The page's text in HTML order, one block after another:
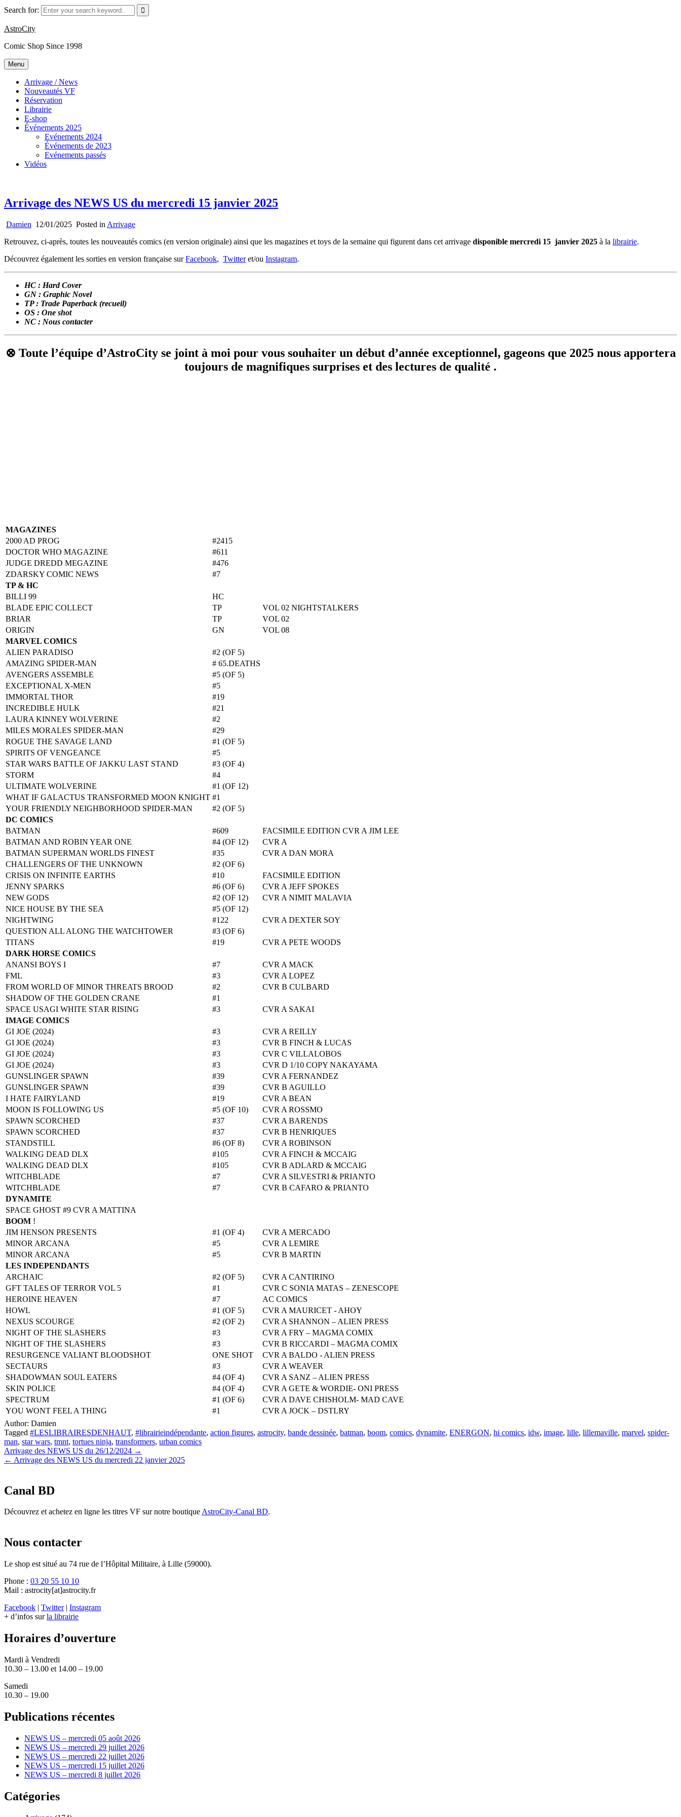
Skip
content
Search for:
AstroCity
Comic Shop Since 1998
Menu
Arrivage / News
Nouveautés VF
Réservation
Librairie
E-shop
Événements 2025
Evénements 2024
Événements de 2023
Evénements passés
Vidéos
Arrivage des NEWS US du mercredi 15 janvier 2025
Damien 12/01/2025 Posted in Arrivage
Retrouvez, ci-après, toutes les nouveautés comics (en version originale) ainsi que les magazines et toys de la semaine qui figurent dans cet arrivage disponible mercredi 15 janvier 2025 à la librairie.
Découvrez également les sorties en version française surFacebook, Twitteret/ou Instagram.
HC : Hard Cover
GN : Graphic Novel
TP : Trade Paperback (recueil)
OS : One shot
NC : Nous contacter
⊗ Toute l’équipe d’AstroCity se joint à moi pour vous souhaiter un début d’année exceptionnel, gageons que 2025 nous apportera
toujours de magnifiques surprises et des lectures de qualité .
MAGAZINES
2000 AD PROG
#2415
DOCTOR WHO MAGAZINE
#611
JUDGE DREDD MEGAZINE
#476
ZDARSKY COMIC NEWS
#7
TP & HC
BILLI 99
HC
BLADE EPIC COLLECT
TP
VOL 02 NIGHTSTALKERS
BRIAR
TP
VOL 02
ORIGIN
GN
VOL 08
MARVEL COMICS
ALIEN PARADISO
#2 (OF 5)
AMAZING SPIDER-MAN
# 65.DEATHS
AVENGERS ASSEMBLE
#5 (OF 5)
EXCEPTIONAL X-MEN
#5
IMMORTAL THOR
#19
INCREDIBLE HULK
#21
LAURA KINNEY WOLVERINE
#2
MILES MORALES SPIDER-MAN
#29
ROGUE THE SAVAGE LAND
#1 (OF 5)
SPIRITS OF VENGEANCE
#5
STAR WARS BATTLE OF JAKKU LAST STAND
#3 (OF 4)
STORM
#4
ULTIMATE WOLVERINE
#1 (OF 12)
WHAT IF GALACTUS TRANSFORMED MOON KNIGHT #1
YOUR FRIENDLY NEIGHBORHOOD SPIDER-MAN
#2 (OF 5)
DC COMICS
BATMAN
#609
FACSIMILE EDITION CVR A JIM LEE
BATMAN AND ROBIN YEAR ONE
#4 (OF 12)
CVR A
BATMAN SUPERMAN WORLDS FINEST
#35
CVR A DAN MORA
CHALLENGERS OF THE UNKNOWN
#2 (OF 6)
CRISIS ON INFINITE EARTHS
#10
FACSIMILE EDITION
JENNY SPARKS
#6 (OF 6)
CVR A JEFF SPOKES
NEW GODS
#2 (OF 12)
CVR A NIMIT MALAVIA
NICE HOUSE BY THE SEA
#5 (OF 12)
NIGHTWING
#122
CVR A DEXTER SOY
QUESTION ALL ALONG THE WATCHTOWER
#3 (OF 6)
TITANS
#19
CVR A PETE WOODS
DARK HORSE COMICS
ANANSI BOYS I
#7
CVR A MACK
FML
#3
CVR A LOPEZ
FROM WORLD OF MINOR THREATS BROOD
#2
CVR B CULBARD
SHADOW OF THE GOLDEN CRANE
#1
SPACE USAGI WHITE STAR RISING
#3
CVR A SAKAI
IMAGE COMICS
GI JOE (2024)
#3
CVR A REILLY
GI JOE (2024)
#3
CVR B FINCH & LUCAS
GI JOE (2024)
#3
CVR C VILLALOBOS
GI JOE (2024)
#3
CVR D 1/10 COPY NAKAYAMA
GUNSLINGER SPAWN
#39
CVR A FERNANDEZ
GUNSLINGER SPAWN
#39
CVR B AGUILLO
I HATE FAIRYLAND
#19
CVR A BEAN
MOON IS FOLLOWING US
#5 (OF 10)
CVR A ROSSMO
SPAWN SCORCHED
#37
CVR A BARENDS
SPAWN SCORCHED
#37
CVR B HENRIQUES
STANDSTILL
#6 (OF 8)
CVR A ROBINSON
WALKING DEAD DLX
#105
CVR A FINCH & MCCAIG
WALKING DEAD DLX
#105
CVR B ADLARD & MCCAIG
WITCHBLADE
#7
CVR A SILVESTRI & PRIANTO
WITCHBLADE
#7
CVR B CAFARO & PRIANTO
DYNAMITE
SPACE GHOST #9 CVR A MATTINA
BOOM !
JIM HENSON PRESENTS
#1 (OF 4)
CVR A MERCADO
MINOR ARCANA
#5
CVR A LEMIRE
MINOR ARCANA
#5
CVR B MARTIN
LES INDEPENDANTS
ARCHAIC
#2 (OF 5)
CVR A CANTIRINO
GFT TALES OF TERROR VOL 5
#1
CVR C SONIA MATAS – ZENESCOPE
HEROINE HEAVEN
#7
AC COMICS
HOWL
#1 (OF 5)
CVR A MAURICET - AHOY
NEXUS SCOURGE
#2 (OF 2)
CVR A SHANNON – ALIEN PRESS
NIGHT OF THE SLASHERS
#3
CVR A FRY – MAGMA COMIX
NIGHT OF THE SLASHERS
#3
CVR B RICCARDI – MAGMA COMIX
RESURGENCE VALIANT BLOODSHOT
ONE SHOT
CVR A BALDO - ALIEN PRESS
SECTAURS
#3
CVR A WEAVER
SHADOWMAN SOUL EATERS
#4 (OF 4)
CVR A SANZ – ALIEN PRESS
SKIN POLICE
#4 (OF 4)
CVR A GETE & WORDIE- ONI PRESS
SPECTRUM
#1 (OF 6)
CVR A DAVE CHISHOLM- MAD CAVE
YOU WONT FEEL A THING
#1
CVR A JOCK – DSTLRY
Author: Damien
Tagged #LESLIBRAIRESDENHAUT, #librairieindépendante, action figures, astrocity, bande dessinée, batman, boom, comics, dynamite, ENERGON, hi comics, idw, image, lille, lillemaville, marvel, spider-
man, star wars, tmnt, tortues ninja, transformers, urban comics
Navigation
de
Arrivage des NEWS US du 26/12/2024 →
← Arrivage des NEWS US du mercredi 22 janvier 2025
Canal BD
Découvrez et achetez en ligne les titres VF sur notre boutiqueAstroCity-Canal BD.
Nous contacter
Le shop est situé au 74 rue de l’Hôpital Militaire, à Lille (59000).
Phone : 03 20 55 10 10
Mail : astrocity[at]astrocity.fr
Facebook | Twitter| Instagram
+ d’infos surla librairie
Horaires d’ouverture
Mardi à Vendredi
10.30 – 13.00 et 14.00 – 19.00
Samedi
10.30 – 19.00
Publications récentes
NEWS US – mercredi 05 août 2026
NEWS US – mercredi 29 juillet 2026
NEWS US – mercredi 22 juillet 2026
NEWS US – mercredi 15 juillet 2026
NEWS US – mercredi 8 juillet 2026
Catégories